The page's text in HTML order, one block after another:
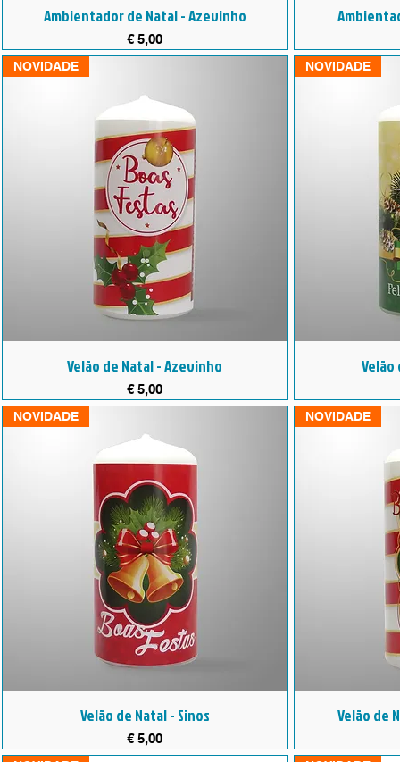
Ambientador de Natal - Azevinho
Preço
€ 5,00
NOVIDADE
Velão de Natal - Azevinho
Preço
€ 5,00
NOVIDADE
Velão
NOVIDADE
Velão de Natal - Sinos
Preço
€ 5,00
NOVIDADE
Velão de